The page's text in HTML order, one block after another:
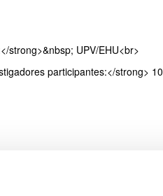
strong>&nbsp; UPV/EHU<br>
participantes:</strong> 10